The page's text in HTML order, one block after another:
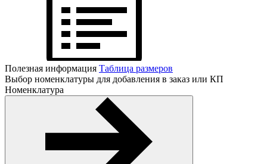
Полезная информация Таблица размеров
Выбор номенклатуры для добавления в заказ или КП
Номенклатура